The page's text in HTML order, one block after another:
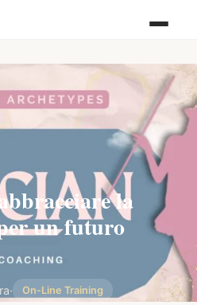
la
un futuro
· On-Line Training